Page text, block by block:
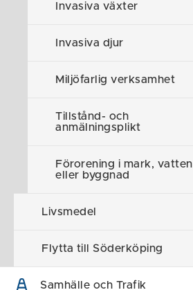
Invasiva växter
Invasiva djur
Miljöfarlig verksamhet
Tillstånd- och
anmälningsplikt
Förorening i mark, vatten
eller byggnad
Livsmedel
Flytta till Söderköping
Samhälle och Trafik
38 § förordningen
Lokala
verksamheter inom miljö-
Verksamheter inom
lokala
Miljöfarlig verksamhet
Tillståndspliktig